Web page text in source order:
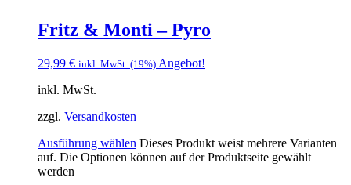
Fritz & Monti – Pyro
29,99 € inkl. MwSt. (19%) Angebot!
inkl. MwSt.
zzgl. Versandkosten
Ausführung wählen Dieses Produkt weist mehrere Varianten
auf. Die Optionen können auf der Produktseite gewählt
werden